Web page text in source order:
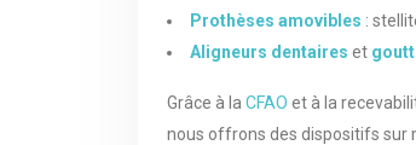
Prothèses amovibles :
Aligneurs dentaires et
Grâce à la CFAO et à la
nous offrons des dispositifs sur